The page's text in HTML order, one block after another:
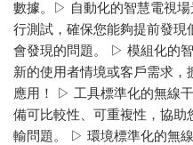
數據。▷ 自動化的智慧電視
行測試，確保您能夠提前發
會發現的問題。 ▷ 模組化的
新的使用者情境或客戶需求
應用！ ▷ 工具標準化的無線
備可比較性、可重複性，協助
輸問題。 ▷ 環境標準化的無